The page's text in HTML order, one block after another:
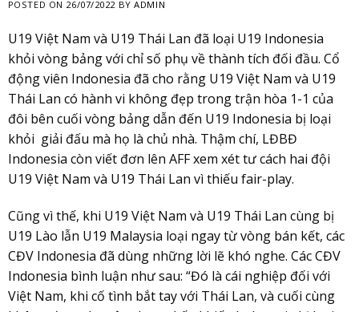
POSTED ON 26/07/2022 BYADMIN
U19 Việt Nam và U19 Thái Lan đã loại U19 Indonesia
khỏi vòng bảng với chỉ số phụ về thành tích đối đầu. Cổ
động viên Indonesia đã cho rằng U19 Việt Nam và U19
Thái Lan có hành vi không đẹp trong trận hòa 1-1 của
đôi bên cuối vòng bảng dẫn đến U19 Indonesia bị loại
khỏi giải đấu mà họ là chủ nhà. Thậm chí, LĐBĐ
Indonesia còn viết đơn lên AFF xem xét tư cách hai đội
U19 Việt Nam và U19 Thái Lan vì thiếu fair-play.
Cũng vì thế, khi U19 Việt Nam và U19 Thái Lan cùng bị
U19 Lào lẫn U19 Malaysia loại ngay từ vòng bán kết, các
CĐV Indonesia đã dùng những lời lẽ khó nghe. Các CĐV
Indonesia bình luận như sau: “Đó là cái nghiệp đối với
Việt Nam, khi cố tình bắt tay với Thái Lan, và cuối cùng